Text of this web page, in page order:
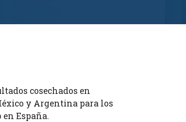
cosechados en
y Argentina para los
España.